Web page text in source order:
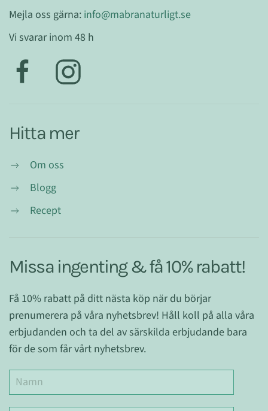
Mejla oss gärna: info@mabranaturligt.se
Vi svarar inom 48 h
Hitta mer
Om oss
Blogg
Recept
Missa ingenting & få 10% rabatt!
Få 10% rabatt på ditt nästa köp när du börjar
prenumerera på våra nyhetsbrev! Håll koll på alla våra
erbjudanden och ta del av särskilda erbjudande bara
för de som får vårt nyhetsbrev.